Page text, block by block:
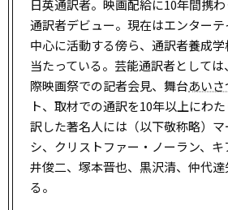
日英通訳者。映画配給に10年間携
通訳者デビュー。現在はエンター
中心に活動する傍ら、通訳者養成
当たっている。芸能通訳者として
際映画祭での記者会見、舞台あいさ
ト、取材での通訳を10年以上にわ
訳した著名人には（以下敬称略）
シ、クリストファー・ノーラン、
井俊二、塚本晋也、黒沢清、仲代
る。